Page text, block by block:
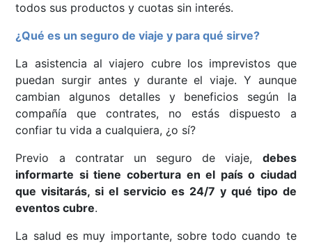
todos sus productos y cuotas sin interés.
¿Qué es un seguro de viaje y para qué sirve?
La asistencia al viajero cubre los imprevistos que
puedan surgir antes y durante el viaje. Y aunque
cambian algunos detalles y beneficios según la
compañía que contrates, no estás dispuesto a
confiar tu vida a cualquiera, ¿o sí?
Previo a contratar un seguro de viaje, debes
informarte si tiene cobertura en el país o ciudad
que visitarás, si el servicio es 24/7 y qué tipo de
eventos cubre.
La salud es muy importante, sobre todo cuando te